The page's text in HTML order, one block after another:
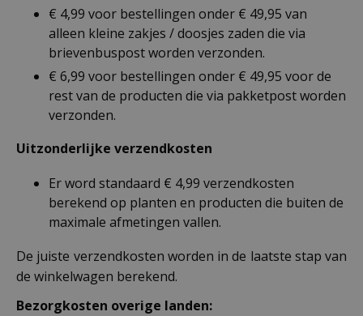
€ 4,99 voor bestellingen onder € 49,95 van
alleen kleine zakjes / doosjes zaden die via
brievenbuspost worden verzonden.
€ 6,99 voor bestellingen onder € 49,95 voor de
rest van de producten die via pakketpost worden
verzonden.
Uitzonderlijke verzendkosten
Er word standaard € 4,99 verzendkosten
berekend op planten en producten die buiten de
maximale afmetingen vallen.
De juiste verzendkosten worden in de laatste stap van
de winkelwagen berekend.
Bezorgkosten overige landen: